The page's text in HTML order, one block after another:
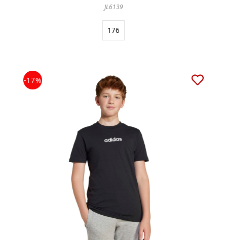
JL6139
176
-17%